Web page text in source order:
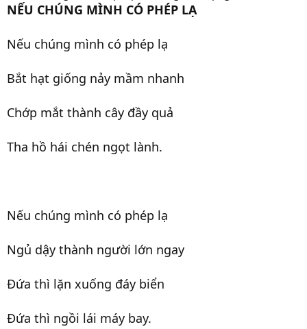
NẾU CHÚNG MÌNH CÓ PHÉP LẠ
Nếu chúng mình có phép lạ
Bắt hạt giống nảy mầm nhanh
Chớp mắt thành cây đầy quả
Tha hồ hái chén ngọt lành.
Nếu chúng mình có phép lạ
Ngủ dậy thành người lớn ngay
Đứa thì lặn xuống đáy biển
Đứa thì ngồi lái máy bay.